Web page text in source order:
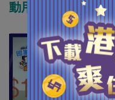
動用千億勇退金融大